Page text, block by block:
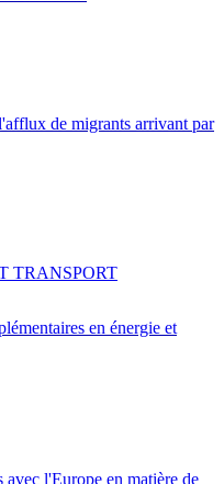
de migrants arrivant par
en énergie et
TRANSPORT
avec l'Europe en matière de